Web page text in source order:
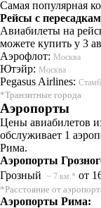
Самая популярная
Рейсы с
Авиабилеты на
можете купить у 3
Аэрофлот: Москва
Ютэйр: Москва
Pegasus Airlines:
*Транзитные города
Аэропорты
Цены авиабилетов
обслуживает 1
Рима.
Аэропорты
Грозный ~ 7 км.* от
*Расстояние от
Аэропорты Рима: